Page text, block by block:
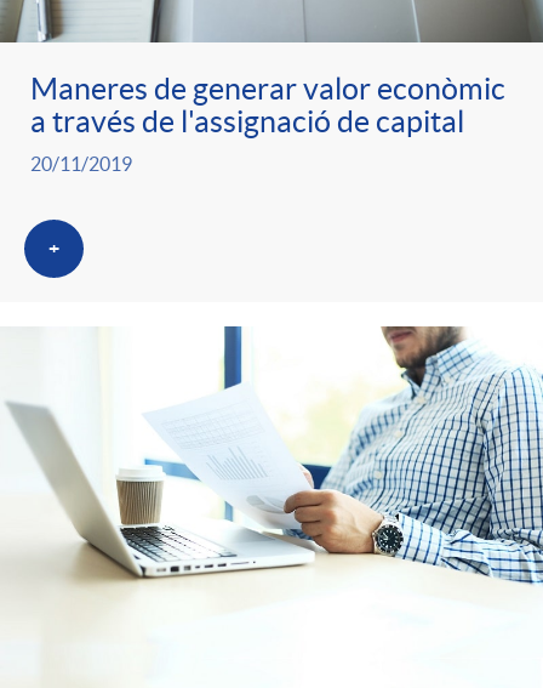
Maneres de generar valor econòmic
a través de l'assignació de capital
20/11/2019
+